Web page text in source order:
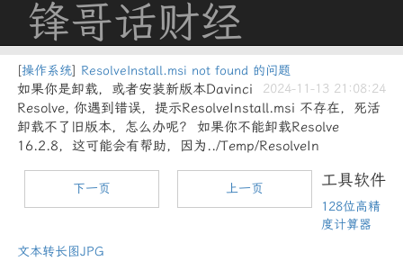
锋哥话财经
[操作系统] ResolveInstall.msi not found 的问题
2024-11-13 21:08:24
如果你是卸载，或者安装新版本Davinci
Resolve, 你遇到错误，提示ResolveInstall.msi 不存在，死活
卸载不了旧版本，怎么办呢？ 如果你不能卸载Resolve
16.2.8，这可能会有帮助，因为../Temp/ResolveIn
下一页 上一页 工具软件
128位高精
度计算器
文本转长图JPG